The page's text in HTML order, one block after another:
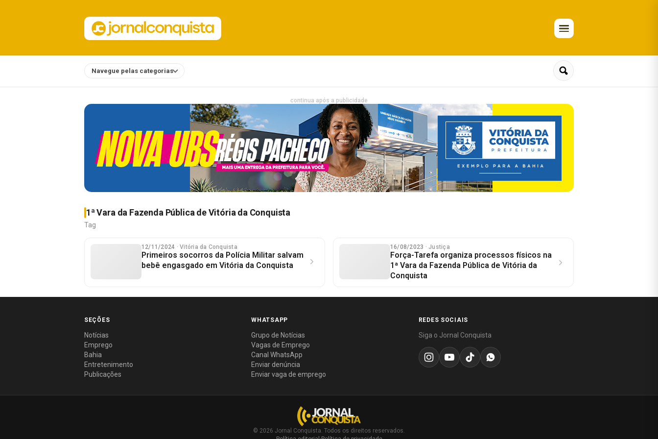
Navegue pelas categorias
continua após a publicidade
1ª Vara da Fazenda Pública de Vitória da Conquista
Tag
12/11/2024 · Vitória da Conquista
Primeiros socorros da Polícia Militar salvam
bebê engasgado em Vitória da Conquista
16/08/2023 · Justiça
Força-Tarefa organiza processos físicos na
1ª Vara da Fazenda Pública de Vitória da
Conquista
SEÇÕES
Notícias
Emprego
Bahia
Entretenimento
Publicações
WHATSAPP
Grupo de Notícias
Vagas de Emprego
Canal WhatsApp
Enviar denúncia
Enviar vaga de emprego
REDES SOCIAIS
Siga o Jornal Conquista
© 2026 Jornal Conquista. Todos os direitos reservados.